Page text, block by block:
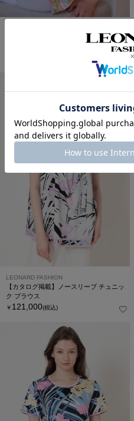
【カタログ掲載】ノースリーブ チュニッ
LEONARD FASHION
【カタログ掲載】ノースリーブ チュニッ
ク ブラウス
￥ 121,000(税込)